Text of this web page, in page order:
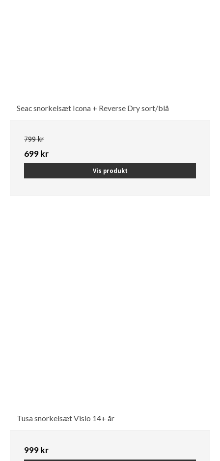
Seac snorkelsæt Icona + Reverse Dry sort/blå
799 kr
699 kr
Vis produkt
Tusa snorkelsæt Visio 14+ år
999 kr